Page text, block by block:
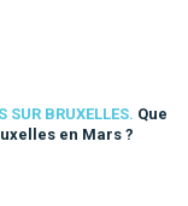
SUR BRUXELLES. Que
en Mars ?